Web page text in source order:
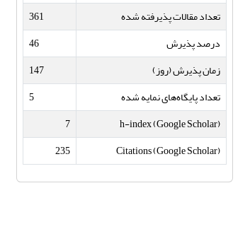
تعداد مقالات پذیرفته شده
361
درصد پذیرش
46
زمان پذیرش (روز)
147
تعداد پایگاه‌های نمایه شده
5
h-index (Google Scholar)
7
Citations (Google Scholar)
235